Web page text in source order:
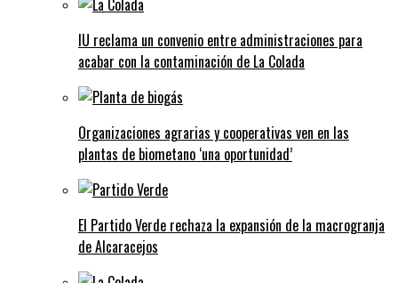
IU reclama un convenio entre administraciones para
acabar con la contaminación de La Colada
Organizaciones agrarias y cooperativas ven en las
plantas de biometano ‘una oportunidad’
El Partido Verde rechaza la expansión de la macrogranja
de Alcaracejos